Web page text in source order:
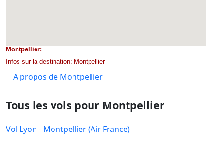
Montpellier:
Infos sur la destination: Montpellier
A propos de Montpellier
Tous les vols pour Montpellier
Vol Lyon - Montpellier (Air France)